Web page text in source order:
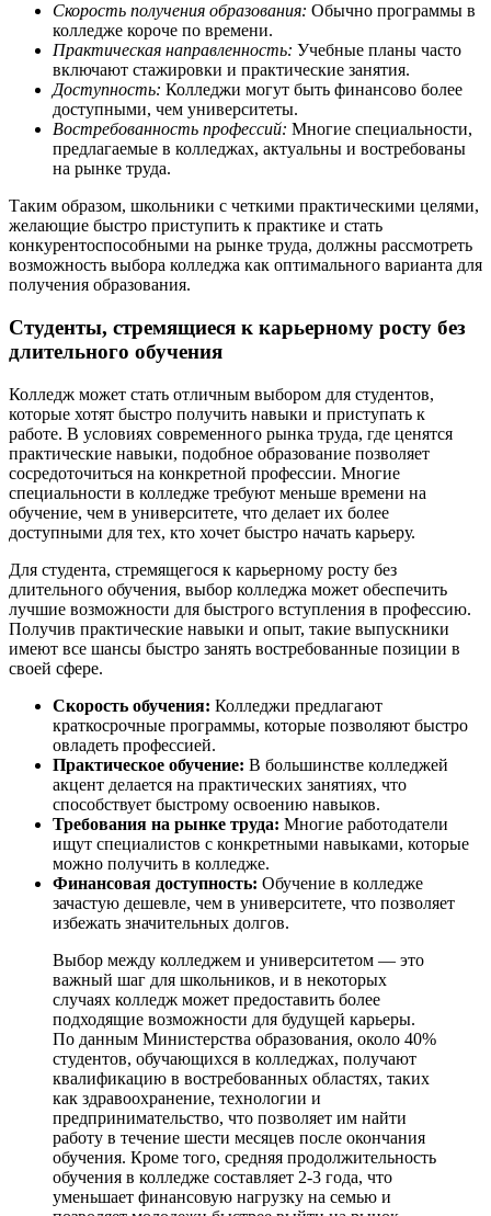
Скорость получения образования: Обычно программы в
колледже короче по времени.
Практическая направленность: Учебные планы часто
включают стажировки и практические занятия.
Доступность: Колледжи могут быть финансово более
доступными, чем университеты.
Востребованность профессий: Многие специальности,
предлагаемые в колледжах, актуальны и востребованы
на рынке труда.
Таким образом, школьники с четкими практическими целями,
желающие быстро приступить к практике и стать
конкурентоспособными на рынке труда, должны рассмотреть
возможность выбора колледжа как оптимального варианта для
получения образования.
Студенты, стремящиеся к карьерному росту без
длительного обучения
Колледж может стать отличным выбором для студентов,
которые хотят быстро получить навыки и приступать к
работе. В условиях современного рынка труда, где ценятся
практические навыки, подобное образование позволяет
сосредоточиться на конкретной профессии. Многие
специальности в колледже требуют меньше времени на
обучение, чем в университете, что делает их более
доступными для тех, кто хочет быстро начать карьеру.
Для студента, стремящегося к карьерному росту без
длительного обучения, выбор колледжа может обеспечить
лучшие возможности для быстрого вступления в профессию.
Получив практические навыки и опыт, такие выпускники
имеют все шансы быстро занять востребованные позиции в
своей сфере.
Скорость обучения: Колледжи предлагают
краткосрочные программы, которые позволяют быстро
овладеть профессией.
Практическое обучение: В большинстве колледжей
акцент делается на практических занятиях, что
способствует быстрому освоению навыков.
Требования на рынке труда: Многие работодатели
ищут специалистов с конкретными навыками, которые
можно получить в колледже.
Финансовая доступность: Обучение в колледже
зачастую дешевле, чем в университете, что позволяет
избежать значительных долгов.
Выбор между колледжем и университетом — это
важный шаг для школьников, и в некоторых
случаях колледж может предоставить более
подходящие возможности для будущей карьеры.
По данным Министерства образования, около 40%
студентов, обучающихся в колледжах, получают
квалификацию в востребованных областях, таких
как здравоохранение, технологии и
предпринимательство, что позволяет им найти
работу в течение шести месяцев после окончания
обучения. Кроме того, средняя продолжительность
обучения в колледже составляет 2-3 года, что
уменьшает финансовую нагрузку на семью и